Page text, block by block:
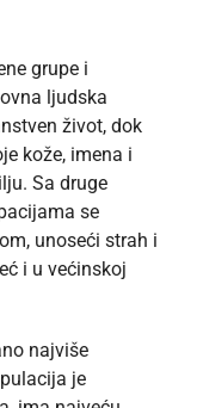
grupe i
ljudska
život, dok
kože, imena i
Sa druge
se
unoseći strah i
i u većinskoj
najviše
je